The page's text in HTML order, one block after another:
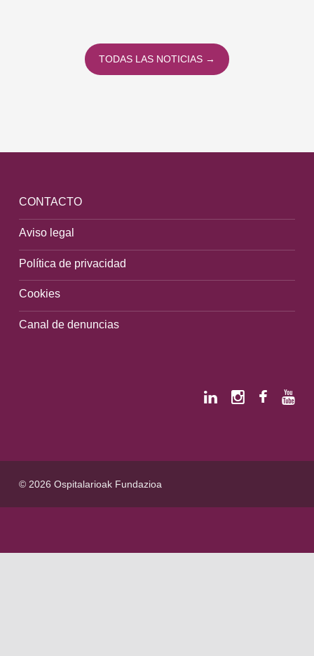
TODAS LAS NOTICIAS →
CONTACTO
Aviso legal
Política de privacidad
Cookies
Canal de denuncias
© 2026 Ospitalarioak Fundazioa